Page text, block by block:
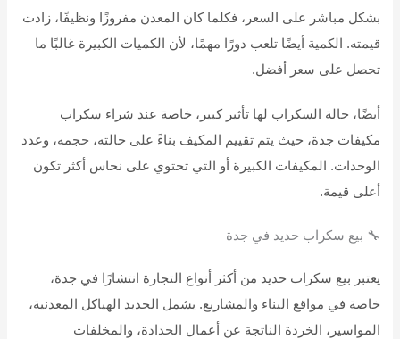
بشكل مباشر على السعر، فكلما كان المعدن مفروزًا ونظيفًا، زادت
قيمته. الكمية أيضًا تلعب دورًا مهمًا، لأن الكميات الكبيرة غالبًا ما
تحصل على سعر أفضل.
أيضًا، حالة السكراب لها تأثير كبير، خاصة عند شراء سكراب
مكيفات جدة، حيث يتم تقييم المكيف بناءً على حالته، حجمه، وعدد
الوحدات. المكيفات الكبيرة أو التي تحتوي على نحاس أكثر تكون
أعلى قيمة.
🔧 بيع سكراب حديد في جدة
يعتبر بيع سكراب حديد من أكثر أنواع التجارة انتشارًا في جدة،
خاصة في مواقع البناء والمشاريع. يشمل الحديد الهياكل المعدنية،
المواسير، الخردة الناتجة عن أعمال الحدادة، والمخلفات